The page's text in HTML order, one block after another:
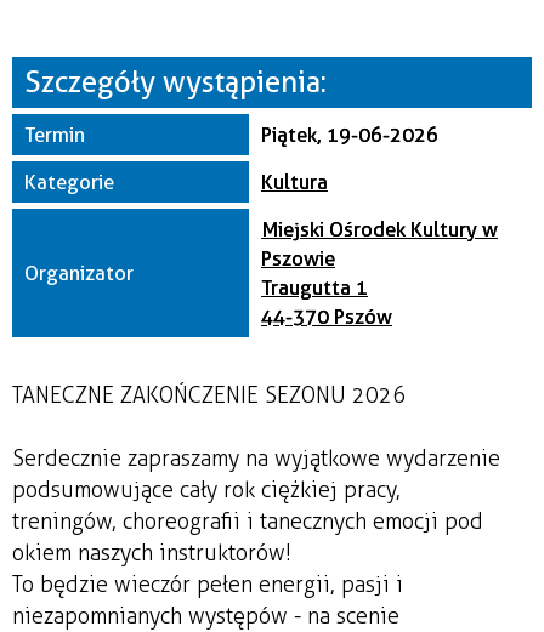
Organizator
Szczegóły wystąpienia:
Termin
Piątek, 19-06-2026
Kategorie
Kultura
Organizator
Miejski Ośrodek Kultury w
Pszowie
Traugutta 1
44-370 Pszów
TANECZNE ZAKOŃCZENIE SEZONU 2026
Serdecznie zapraszamy na wyjątkowe wydarzenie
podsumowujące cały rok ciężkiej pracy,
treningów, choreografii i tanecznych emocji pod
okiem naszych instruktorów!
To będzie wieczór pełen energii, pasji i
niezapomnianych występów - na scenie